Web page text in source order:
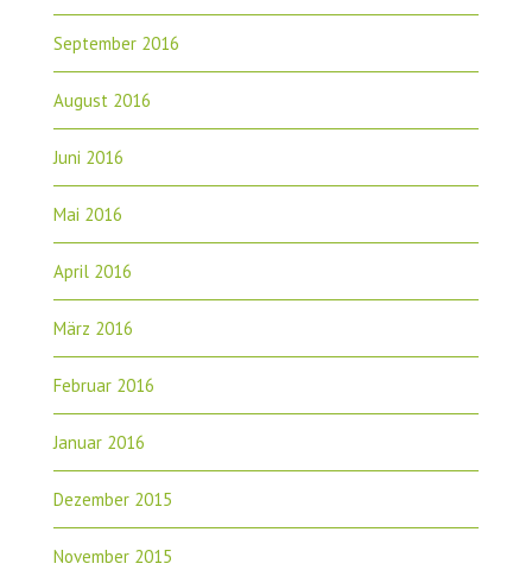
September 2016
August 2016
Juni 2016
Mai 2016
April 2016
März 2016
Februar 2016
Januar 2016
Dezember 2015
November 2015